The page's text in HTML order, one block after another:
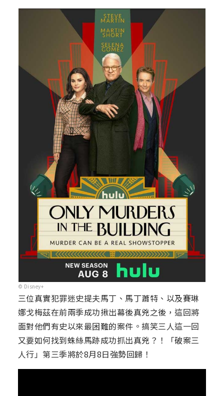
© Disney+
三位真實犯罪迷史提夫馬丁、馬丁蕭特、以及賽琳
娜戈梅茲在前兩季成功揪出幕後真兇之後，這回將
面對他們有史以來最困難的案件。搞笑三人這一回
又要如何找到蛛絲馬跡成功抓出真兇？！「破案三
人行」第三季將於8月8日強勢回歸！